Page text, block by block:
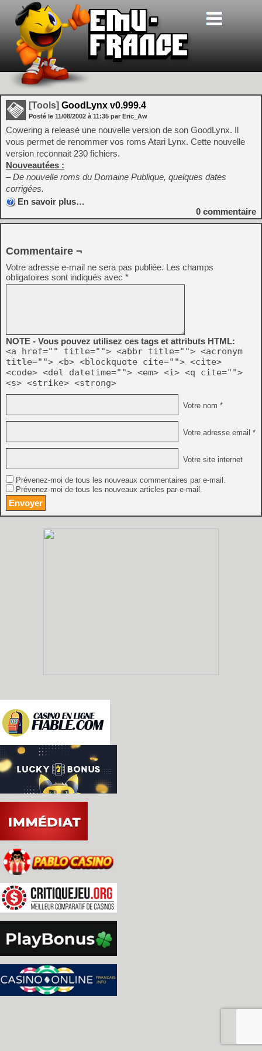
[Tools] GoodLynx v0.999.4
Posté le 11/08/2002 à 11:35 par Eric_Aw
Cowering a releasé une nouvelle version de son GoodLynx. Il
vous permet de renommer vos roms Atari Lynx. Cette nouvelle
version reconnait 230 fichiers.
Nouveautées :
– De nouvelle roms du Domaine Publique, quelques dates
corrigées.
En savoir plus…
0 commentaire
Commentaire ¬
Votre adresse e-mail ne sera pas publiée. Les champs
obligatoires sont indiqués avec *
NOTE - Vous pouvez utilisez ces tags et attributs HTML:
<a href="" title=""> <abbr title=""> <acronym
title=""> <b> <blockquote cite=""> <cite>
<code> <del datetime=""> <em> <i> <q cite="">
<s> <strike> <strong>
Votre nom *
Votre adresse email *
Votre site internet
Prévenez-moi de tous les nouveaux commentaires par e-mail.
Prévenez-moi de tous les nouveaux articles par e-mail.